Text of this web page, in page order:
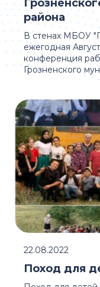
В стенах МБОУ
ежегодная
конференция
Грозненского
района
Поход для
22.08.2022